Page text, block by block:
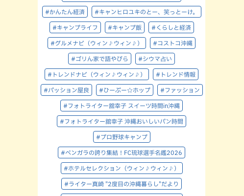
#かんたん経済 #キャンヒロユキのとー、笑っとーけ。
#キャンプライフ #キャンプ飯 #くらしと経済
#グルメナビ（ウィン♪ウィン♪） #コストコ沖縄
#ゴリん家で語やびら #シウマ占い
#トレンドナビ（ウィン♪ウィン♪） #トレンド情報
#パッション屋良 #ひーぷー☆ホップ #ファッション
#フォトライター舘幸子 スイーツ時間in沖縄
#フォトライター舘幸子 沖縄おいしいパン時間
#プロ野球キャンプ
#ベンガラの誇り集結！FC琉球選手名鑑2026
#ホテルセレクション（ウィン♪ウィン♪）
#ライター真崎 "2度目の沖縄暮らし"だより